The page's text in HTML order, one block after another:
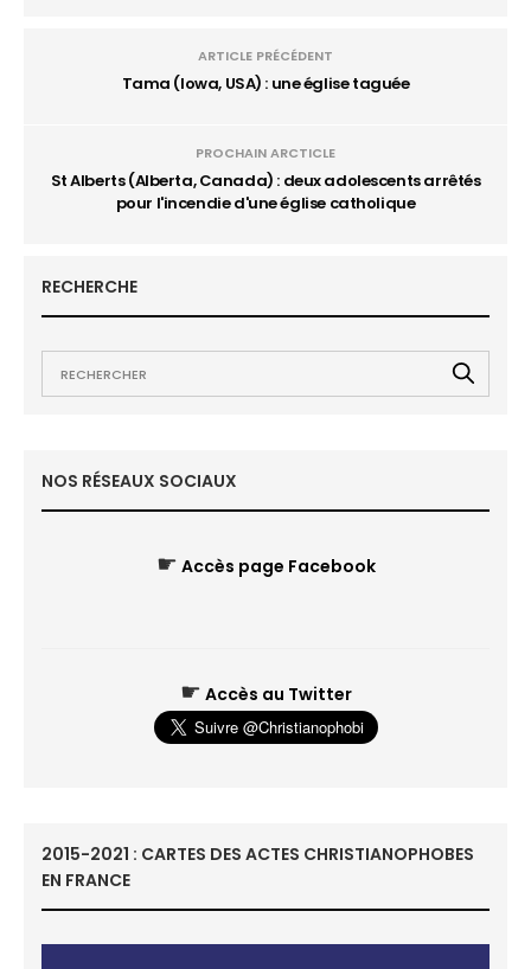
ARTICLE PRÉCÉDENT
Tama (Iowa, USA) : une église taguée
PROCHAIN ARCTICLE
St Alberts (Alberta, Canada) : deux adolescents arrêtés
pour l'incendie d'une église catholique
RECHERCHE
NOS RÉSEAUX SOCIAUX
☛ Accès page Facebook
☛ Accès au Twitter
2015-2021 : CARTES DES ACTES CHRISTIANOPHOBES
EN FRANCE